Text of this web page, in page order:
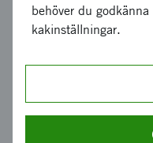
Diarienummer
2021-01993
Koordinator
Bidrag från Vinnova
behöver du
kakinställningar.